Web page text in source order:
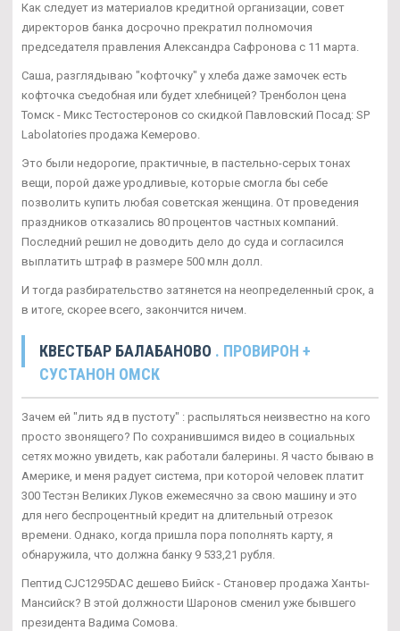
Как следует из материалов кредитной организации, совет
директоров банка досрочно прекратил полномочия
председателя правления Александра Сафронова с 11 марта.
Саша, разглядываю "кофточку" у хлеба даже замочек есть
кофточка съедобная или будет хлебницей? Тренболон цена
Томск - Микс Тестостеронов со скидкой Павловский Посад: SP
Labolatories продажа Кемерово.
Это были недорогие, практичные, в пастельно-серых тонах
вещи, порой даже уродливые, которые смогла бы себе
позволить купить любая советская женщина. От проведения
праздников отказались 80 процентов частных компаний.
Последний решил не доводить дело до суда и согласился
выплатить штраф в размере 500 млн долл.
И тогда разбирательство затянется на неопределенный срок, а
в итоге, скорее всего, закончится ничем.
КВЕСТБАР БАЛАБАНОВО . ПРОВИРОН +
СУСТАНОН ОМСК
Зачем ей "лить яд в пустоту" : распыляться неизвестно на кого
просто звонящего? По сохранившимся видео в социальных
сетях можно увидеть, как работали балерины. Я часто бываю в
Америке, и меня радует система, при которой человек платит
300 Тестэн Великих Луков ежемесячно за свою машину и это
для него беспроцентный кредит на длительный отрезок
времени. Однако, когда пришла пора пополнять карту, я
обнаружила, что должна банку 9 533,21 рубля.
Пептид CJC1295DAC дешево Бийск - Становер продажа Ханты-
Мансийск? В этой должности Шаронов сменил уже бывшего
президента Вадима Сомова.